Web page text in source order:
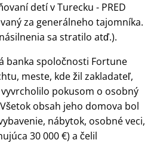
detí v Turecku - PRED
za generálneho tajomníka.
sa stratilo atď.).
banka spoločnosti Fortune
meste, kde žil zakladateľ,
pokusom o osobný
obsah jeho domova bol
nábytok, osobné veci,
30 000 €) a čelil